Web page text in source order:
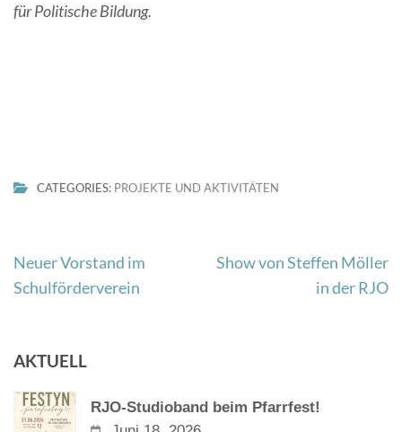
für Politische Bildung.
CATEGORIES: PROJEKTE UND AKTIVITÄTEN
Beitragsnavigation
Neuer Vorstand im
Schulförderverein
Show von Steffen Möller
in der RJO
AKTUELL
RJO-Studioband beim Pfarrfest!